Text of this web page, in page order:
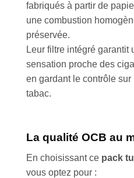
fabriqués à partir de
une combustion
préservée.
Leur filtre intégré garantit
sensation proche des
en gardant le contrôle
tabac.
La qualité OCB au
En choisissant ce pack
vous optez pour :